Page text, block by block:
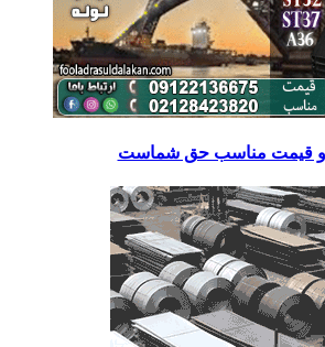
و قیمت مناسب حق شماست